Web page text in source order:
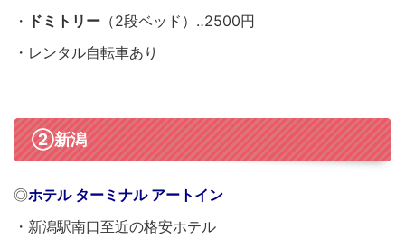
・ ドミトリー （2段ベッド）‥2500円
・レンタル自転車あり
②新潟
◎ホテル ターミナル アートイン
・新潟駅南口至近の格安ホテル